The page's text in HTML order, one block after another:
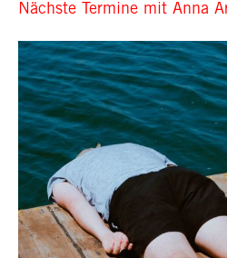
Nächste Termine mit Anna